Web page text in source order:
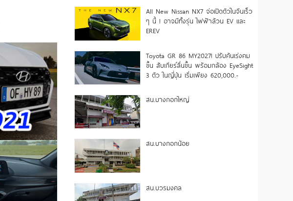
All New Nissan NX7 จ่อเปิดตัวในจีนเร็ว
ๆ นี้ ! อาจมีทั้งรุ่น ไฟฟ้าล้วน EV และ
EREV
Toyota GR 86 MY2027! ปรับคันเร่งคม
ขึ้น สับเกียร์ลื่นขึ้น พร้อมกล้อง EyeSight
3 ตัว ในญี่ปุ่น เริ่มเพียง 620,000.-
สน.บางกอกใหญ่
สน.บางกอกน้อย
สน.บวรมงคล